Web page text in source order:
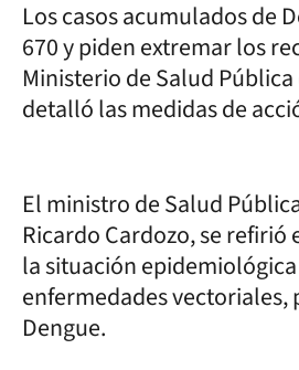
Los casos acumulados de
670 y piden extremar los
Ministerio de Salud
detalló las medidas de
El ministro de Salud
Ricardo Cardozo, se refirió
la situación
enfermedades
Dengue.